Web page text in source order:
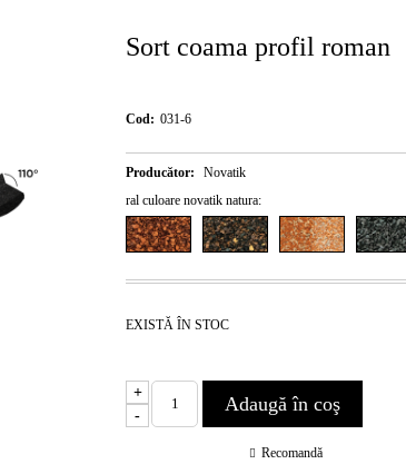
Sort coama profil roman
Cod: 031-6
Producător:
Novatik
ral culoare novatik natura:
EXISTĂ ÎN STOC
+
-
Recomandă